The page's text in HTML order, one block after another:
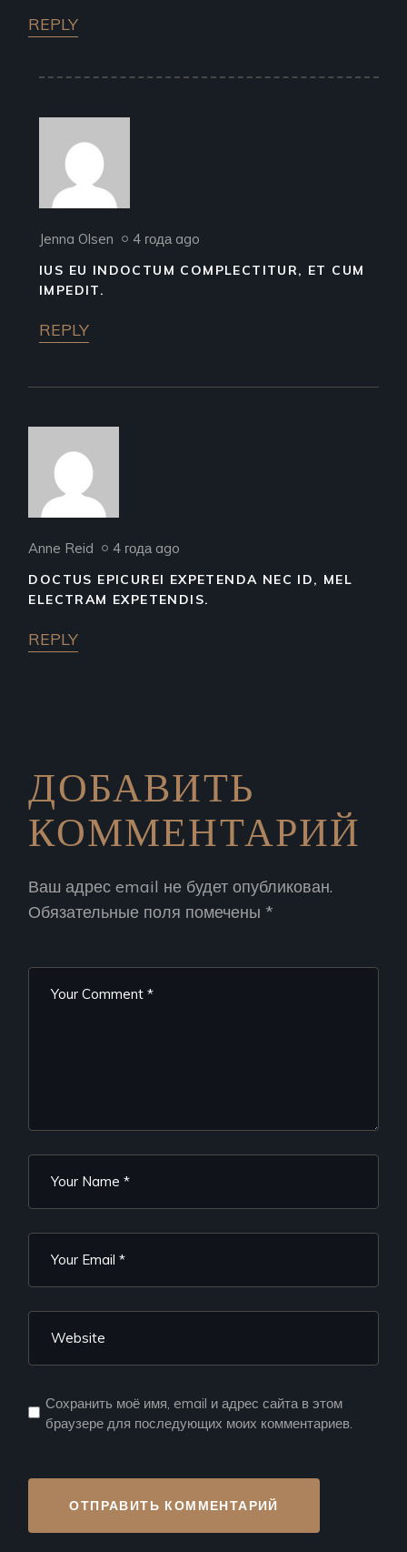
REPLY
Jenna Olsen 4 года ago
IUS EU INDOCTUM COMPLECTITUR, ET CUM
IMPEDIT.
REPLY
Anne Reid 4 года ago
DOCTUS EPICUREI EXPETENDA NEC ID, MEL
ELECTRAM EXPETENDIS.
REPLY
ДОБАВИТЬ
КОММЕНТАРИЙ
Ваш адрес email не будет опубликован.
Обязательные поля помечены *
Сохранить моё имя, email и адрес сайта в этом
браузере для последующих моих комментариев.
ОТПРАВИТЬ КОММЕНТАРИЙ